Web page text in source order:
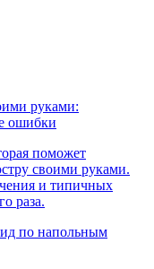
руками:
ошибки
поможет
своими руками.
и типичных
раза.
по напольным